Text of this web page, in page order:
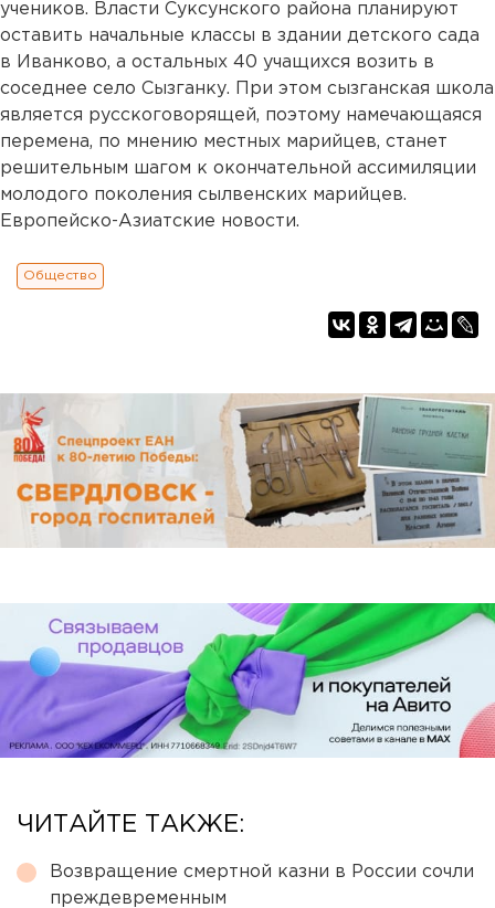
учеников. Власти Суксунского района планируют
оставить начальные классы в здании детского сада
в Иванково, а остальных 40 учащихся возить в
соседнее село Сызганку. При этом сызганская школа
является русскоговорящей, поэтому намечающаяся
перемена, по мнению местных марийцев, станет
решительным шагом к окончательной ассимиляции
молодого поколения сылвенских марийцев.
Европейско-Азиатские новости.
Общество
ЧИТАЙТЕ ТАКЖЕ:
Возвращение смертной казни в России сочли
преждевременным